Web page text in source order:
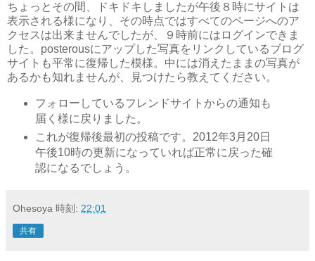
ちょっとその間、ドキドキしましたが午後８時にサイトは
表示される様になり、その時点ではすべてのページへのア
クセスは出来ませんでしたが、９時前にはログインできま
した。posterousにアップした写真をリンクしているブログ
サイトも平常に復帰した模様。中には消えたままの写真が
あるかも知れませんが、見つけたら教えてください。
フォローしているフレンドサイトからの通知も
届く様に戻りました。
これが復帰後最初の投稿です。2012年3月20日
午後10時の更新になっていれば正常に戻った確
認になるでしょう。
Ohesoya 時刻: 22:01
共有